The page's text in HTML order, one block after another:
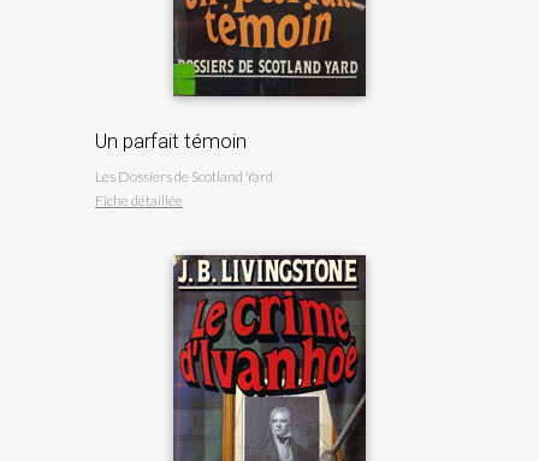
Un parfait témoin
Les Dossiers de Scotland Yard
Fiche détaillée